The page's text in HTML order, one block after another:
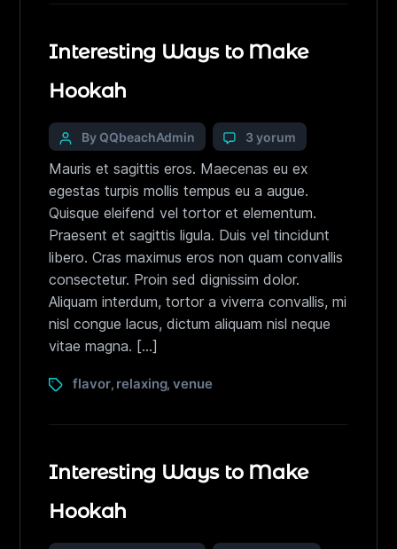
Interesting Ways to Make
Hookah
By QQbeachAdmin 3 yorum
Mauris et sagittis eros. Maecenas eu ex
egestas turpis mollis tempus eu a augue.
Quisque eleifend vel tortor et elementum.
Praesent et sagittis ligula. Duis vel tincidunt
libero. Cras maximus eros non quam convallis
consectetur. Proin sed dignissim dolor.
Aliquam interdum, tortor a viverra convallis, mi
nisl congue lacus, dictum aliquam nisl neque
vitae magna. […]
flavor, relaxing,venue
Interesting Ways to Make
Hookah